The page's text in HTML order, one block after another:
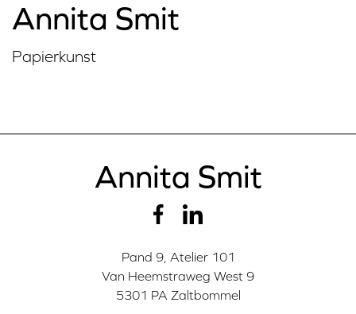
Annita Smit
Papierkunst
Annita Smit
Pand 9, Atelier 101
Van Heemstraweg West 9
5301 PA Zaltbommel